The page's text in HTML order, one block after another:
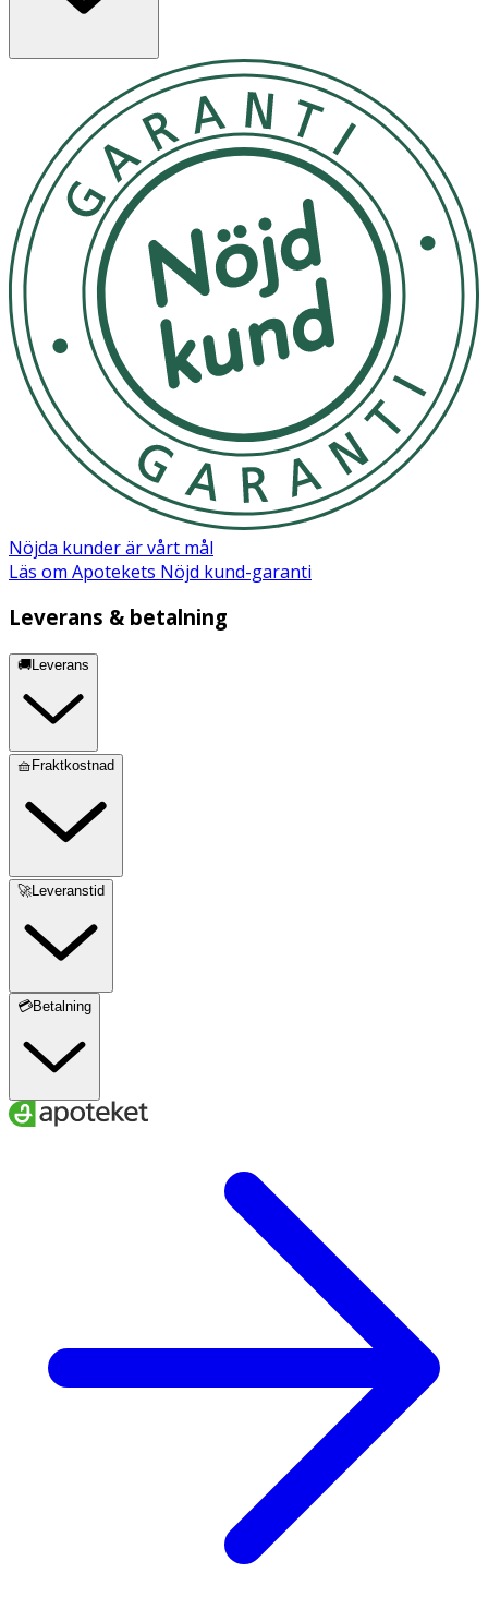
Nöjda kunder är vårt mål
Läs om Apotekets Nöjd kund-garanti
Leverans & betalning
🚚Leverans
🧺Fraktkostnad
🚀Leveranstid
💳Betalning